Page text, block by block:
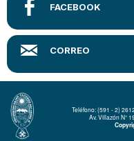
Teléfono: (591 - 2)
Av. Villazón N°